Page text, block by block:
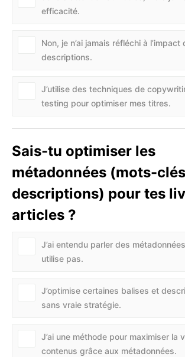
efficacité.
Non, je n’ai jamais réfléchi à
descriptions.
J’utilise des techniques de
testing pour optimiser mes titres.
Sais-tu optimiser les
métadonnées (mots-
descriptions) pour tes
articles ?
J’ai entendu parler des
utilise pas.
J’optimise certaines balises et
sans vraie stratégie.
J’ai une méthode pour maximiser la
contenus grâce aux métadonnées.